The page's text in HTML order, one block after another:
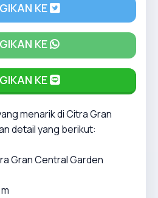
KE
KE
KE
menarik di Citra Gran
detail yang berikut:
Gran Central Garden